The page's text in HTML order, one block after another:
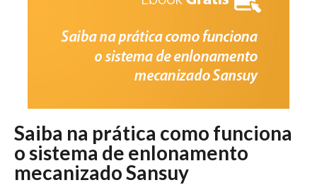
Saiba na prática como funciona
o sistema de enlonamento
mecanizado Sansuy